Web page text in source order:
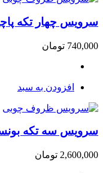
سرویس چهار تکه
740,000 تومان
افزودن به سبد
سرویس سه تکه
2,600,000 تومان